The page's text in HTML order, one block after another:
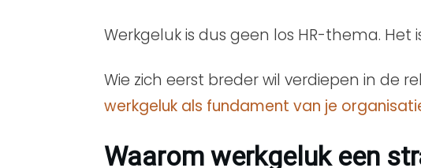
Werkgeluk is dus geen los HR-thema.
Wie zich eerst breder wil verdiepen in de
werkgeluk als fundament van je
Waarom werkgeluk een